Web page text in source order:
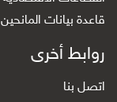
قاعدة بيانات المانحين
روابط أخرى
اتصل بنا